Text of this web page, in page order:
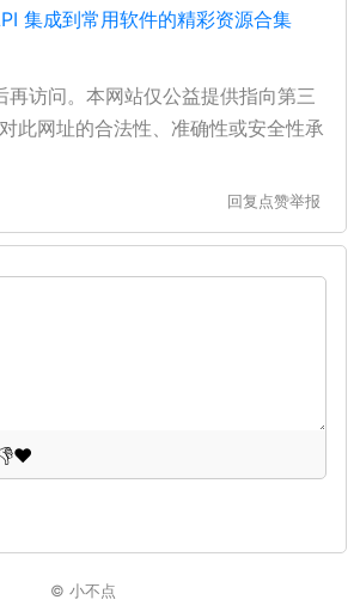
集成到常用软件的精彩资源合集
再访问。本网站仅公益提供指向第三
此网址的合法性、准确性或安全性承
回复 点赞举报
❤️
© 小不点